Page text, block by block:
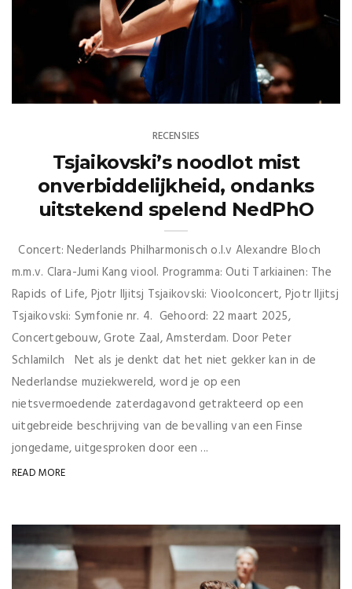
RECENSIES
Tsjaikovski’s noodlot mist
onverbiddelijkheid, ondanks
uitstekend spelend NedPhO
Concert: Nederlands Philharmonisch o.l.v Alexandre Bloch
m.m.v. Clara-Jumi Kang viool. Programma: Outi Tarkiainen: The
Rapids of Life, Pjotr Iljitsj Tsjaikovski: Vioolconcert, Pjotr Iljitsj
Tsjaikovski: Symfonie nr. 4. Gehoord: 22 maart 2025,
Concertgebouw, Grote Zaal, Amsterdam. Door Peter
Schlamilch Net als je denkt dat het niet gekker kan in de
Nederlandse muziekwereld, word je op een
nietsvermoedende zaterdagavond getrakteerd op een
uitgebreide beschrijving van de bevalling van een Finse
jongedame, uitgesproken door een ...
READ MORE